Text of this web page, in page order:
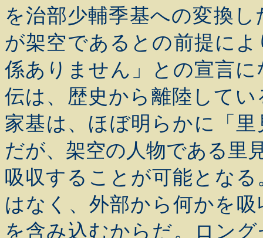
を治部少輔季基への変換
が架空であるとの前提に
係ありません」との宣言
伝は、歴史から離陸して
家基は、ほぼ明らかに「
だが、架空の人物である里
吸収することが可能とな
はなく、外部から何かを
を含み込むからだ。ロン